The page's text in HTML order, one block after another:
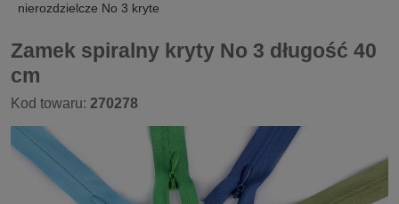
nierozdzielcze No 3 kryte
Zamek spiralny kryty No 3 długość 40
cm
Kod towaru: 270278